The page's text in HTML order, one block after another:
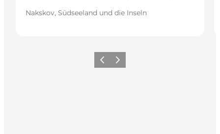
Nakskov, Südseeland und die Inseln
ZurückWeiter